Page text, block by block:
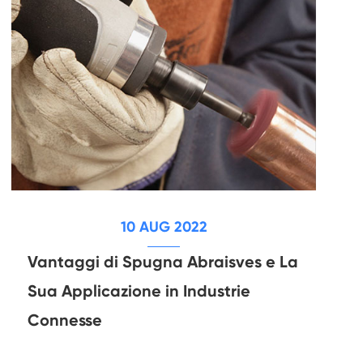
10 AUG 2022
Vantaggi di Spugna Abraisves e La
Sua Applicazione in Industrie
Connesse